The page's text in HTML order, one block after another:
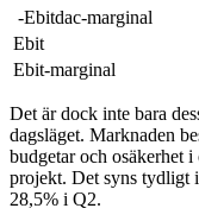
-Ebitdac-marginal
Ebit
Ebit-marginal
Det är dock inte bara
dagsläget. Marknaden
budgetar och osäkerhet
projekt. Det syns tydligt
28,5% i Q2.